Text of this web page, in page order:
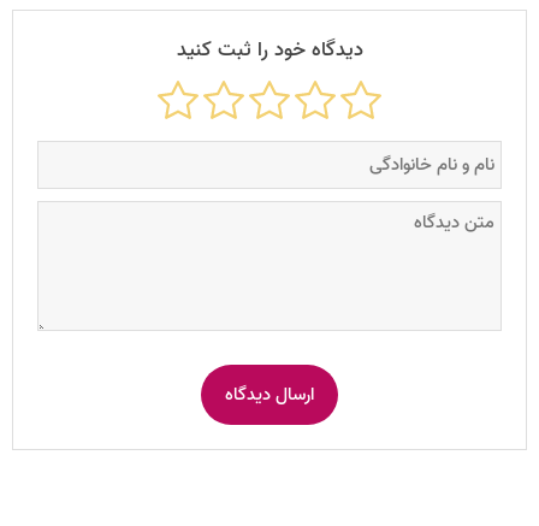
دیدگاه خود را ثبت کنید